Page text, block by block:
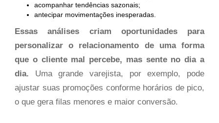
acompanhar tendências sazonais;
antecipar movimentações inesperadas.
Essas análises criam oportunidades para
personalizar o relacionamento de uma forma
que o cliente mal percebe, mas sente no dia a
dia. Uma grande varejista, por exemplo, pode
ajustar suas promoções conforme horários de pico,
o que gera filas menores e maior conversão.